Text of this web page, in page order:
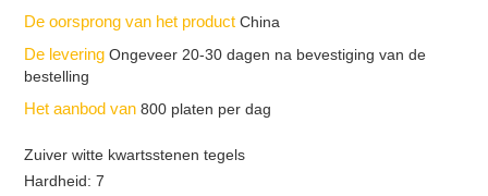
De oorsprong van het productChina
De leveringOngeveer 20-30 dagen na bevestiging van de
bestelling
Het aanbod van800 platen per dag
Zuiver witte kwartsstenen tegels
Hardheid: 7